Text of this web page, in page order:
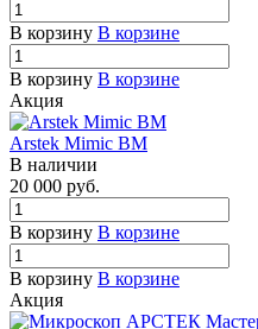
В корзину В корзине
В корзину В корзине
Акция
Arstek Mimic BM
В наличии
20 000 руб.
В корзину В корзине
В корзину В корзине
Акция